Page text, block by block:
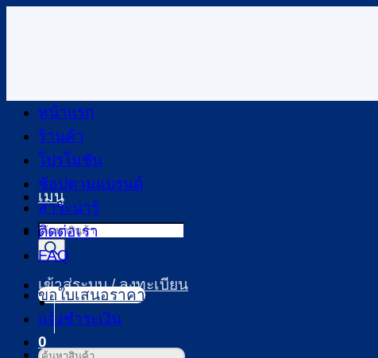
เมนู
Products
search
เข้าสู่ระบบ / ลงทะเบียน
0
หน้าแรก
ร้านค้า
โปรโมชัน
ช้อปตามแบรนด์
สาระน่ารู้
ติดต่อเรา
FAQ
ขอใบเสนอราคา
แจ้งชำระเงิน